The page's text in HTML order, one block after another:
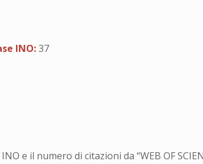
INO:37
e il numero di citazioni da “WEB OF